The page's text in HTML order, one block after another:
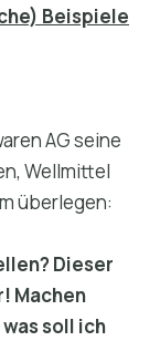
Beispiele
AG seine
Wellmittel
überlegen:
Dieser
Machen
soll ich